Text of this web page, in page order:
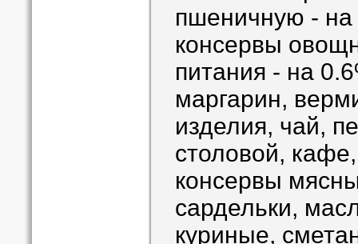
пшеничную - на
консервы
питания - на
маргарин,
изделия, чай,
столовой,
консервы
сардельки,
куриные,